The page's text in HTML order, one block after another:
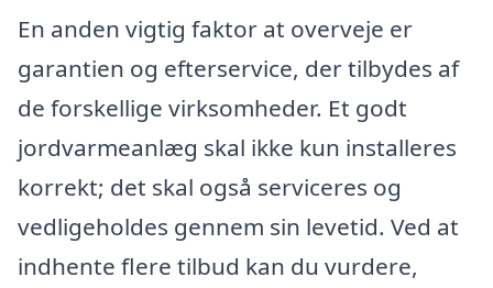
En anden vigtig faktor at overveje er
garantien og efterservice, der tilbydes af
de forskellige virksomheder. Et godt
jordvarmeanlæg skal ikke kun installeres
korrekt; det skal også serviceres og
vedligeholdes gennem sin levetid. Ved at
indhente flere tilbud kan du vurdere,